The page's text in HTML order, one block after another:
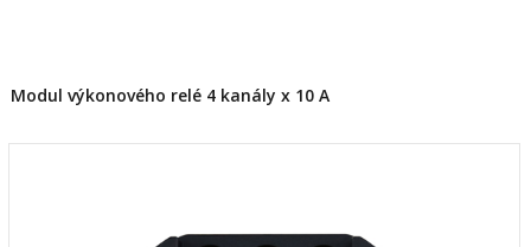
Modul výkonového relé 4 kanály x 10 A